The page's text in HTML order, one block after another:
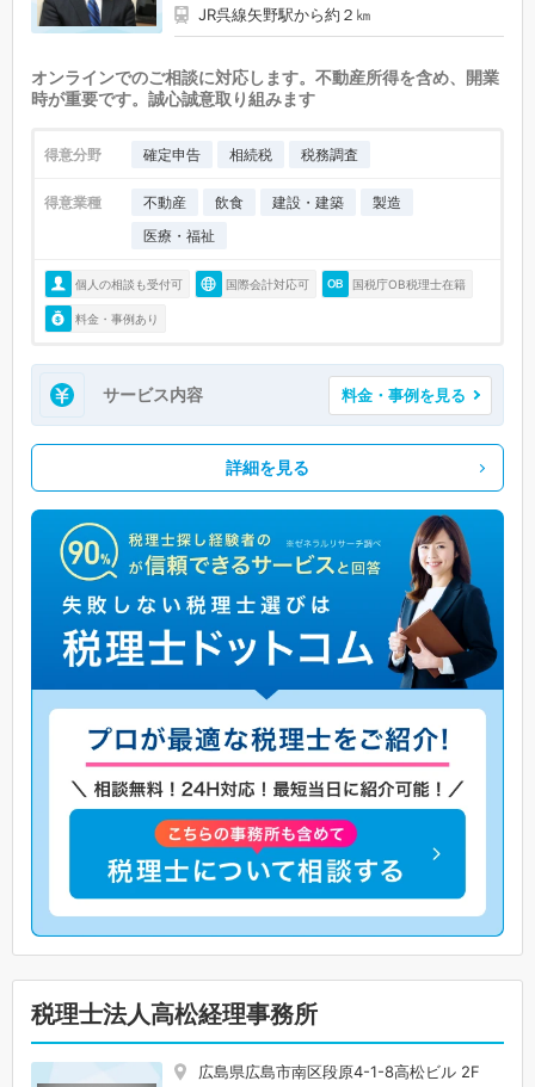
JR呉線矢野駅から約２㎞
オンラインでのご相談に対応します。不動産所得を含め、開業
時が重要です。誠心誠意取り組みます
得意分野 確定申告 相続税 税務調査
得意業種 不動産 飲食 建設・建築
製造
医療・福祉
個人の相談も受付可 国際会計対応可 国税庁OB税理士在籍
料金・事例あり
サービス内容 料金・事例を見る
詳細を見る
税理士法人高松経理事務所
広島県広島市南区段原4-1-8高松ビル 2F